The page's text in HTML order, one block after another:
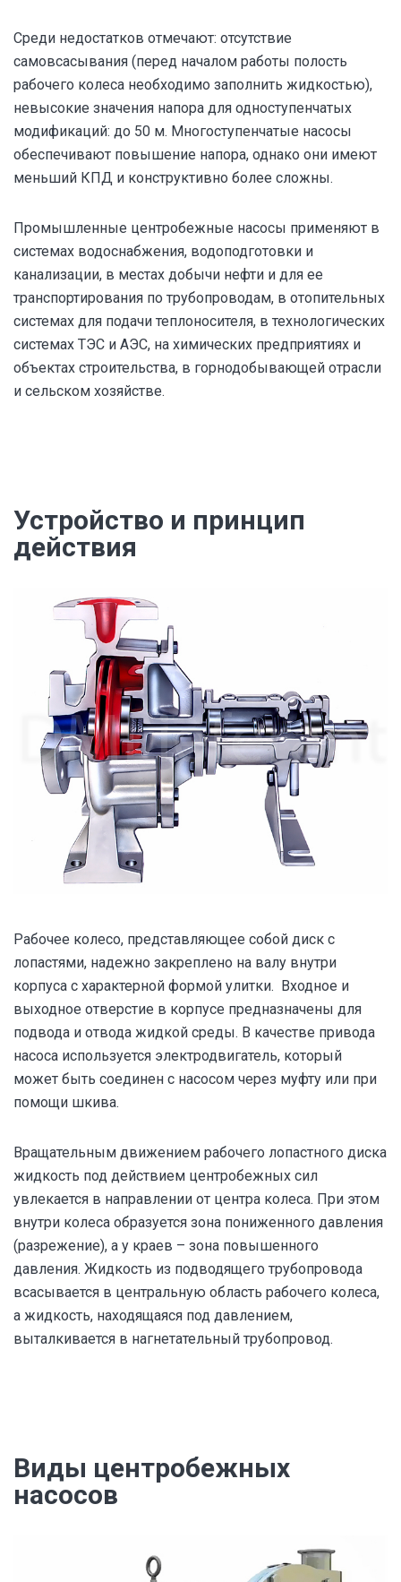
Среди недостатков отмечают: отсутствие
самовсасывания (перед началом работы полость
рабочего колеса необходимо заполнить жидкостью),
невысокие значения напора для одноступенчатых
модификаций: до 50 м. Многоступенчатые насосы
обеспечивают повышение напора, однако они имеют
меньший КПД и конструктивно более сложны.
Промышленные центробежные насосы применяют в
системах водоснабжения, водоподготовки и
канализации, в местах добычи нефти и для ее
транспортирования по трубопроводам, в отопительных
системах для подачи теплоносителя, в технологических
системах ТЭС и АЭС, на химических предприятиях и
объектах строительства, в горнодобывающей отрасли
и сельском хозяйстве.
Устройство и принцип
действия
Рабочее колесо, представляющее собой диск с
лопастями, надежно закреплено на валу внутри
корпуса с характерной формой улитки. Входное и
выходное отверстие в корпусе предназначены для
подвода и отвода жидкой среды. В качестве привода
насоса используется электродвигатель, который
может быть соединен с насосом через муфту или при
помощи шкива.
Вращательным движением рабочего лопастного диска
жидкость под действием центробежных сил
увлекается в направлении от центра колеса. При этом
внутри колеса образуется зона пониженного давления
(разрежение), а у краев – зона повышенного
давления. Жидкость из подводящего трубопровода
всасывается в центральную область рабочего колеса,
а жидкость, находящаяся под давлением,
выталкивается в нагнетательный трубопровод.
Виды центробежных
насосов